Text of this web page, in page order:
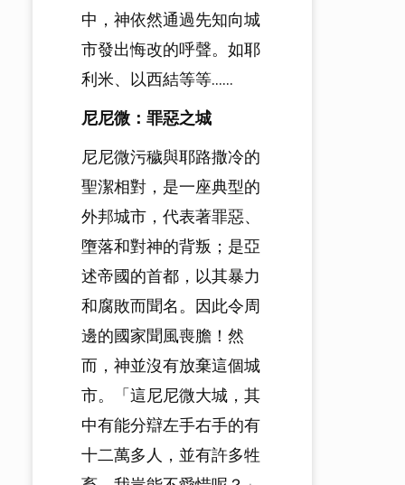
中，神依然通過先知向城
市發出悔改的呼聲。如耶
利米、以西結等等……
尼尼微：罪惡之城
尼尼微污穢與耶路撒冷的
聖潔相對，是一座典型的
外邦城市，代表著罪惡、
墮落和對神的背叛；是亞
述帝國的首都，以其暴力
和腐敗而聞名。因此令周
邊的國家聞風喪膽！然
而，神並沒有放棄這個城
市。「這尼尼微大城，其
中有能分辯左手右手的有
十二萬多人，並有許多牲